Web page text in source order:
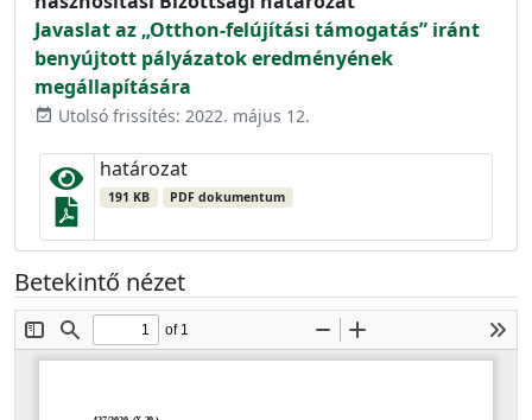
Javaslat az „Otthon-felújítási támogatás” iránt
benyújtott pályázatok eredményének
megállapítására
event_available Utolsó frissítés: 2022. május 12.
határozat
191 KB PDF dokumentum
Betekintő nézet